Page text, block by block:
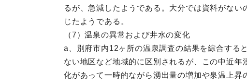
るが、急減したようである。大分では資料がな
じたようである。
（7）温泉の異常および井水の変化
a、別府市内12ヶ所の温泉調査の結果を綜合する
ない地区など地域的に区別されるが、この中近
化があって一時的ながら湧出量の増加や泉温上